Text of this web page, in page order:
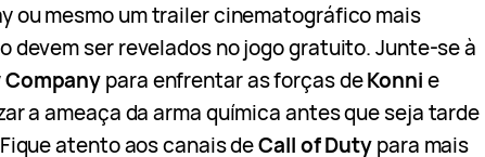
ou mesmo um trailer cinematográfico mais
devem ser revelados no jogo gratuito. Junte-se à
Companypara enfrentar as forças deKonnie
a ameaça da arma química antes que seja tarde
atento aos canais deCall of Dutypara mais